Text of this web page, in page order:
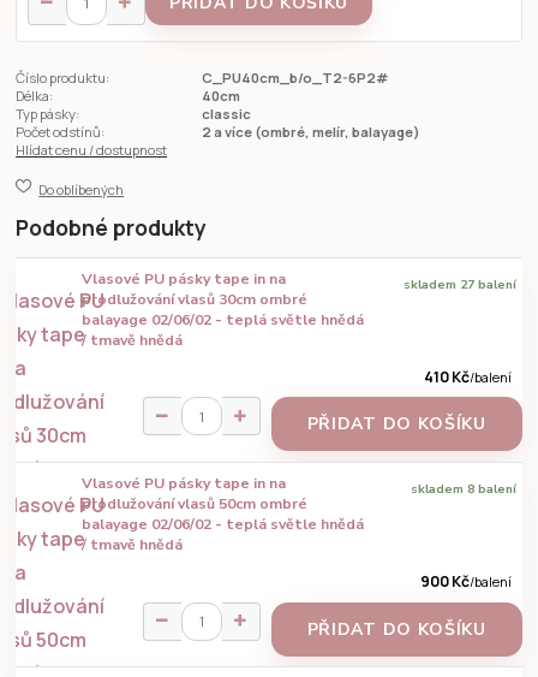
Číslo produktu:
C_PU40cm_b/o_T2-6P2#
Délka:
40cm
Typ pásky:
classic
Počet odstínů:
2 a více (ombré, melír, balayage)
Hlídat cenu / dostupnost
Do oblíbených
Podobné produkty
Vlasové PU pásky tape in na
prodlužování vlasů 30cm ombré
balayage 02/06/02 - teplá světle hnědá
/ tmavě hnědá
410 Kč/balení
skladem 27 balení
PŘIDAT DO KOŠÍKU
Vlasové PU pásky tape in na
prodlužování vlasů 50cm ombré
balayage 02/06/02 - teplá světle hnědá
/ tmavě hnědá
900 Kč/balení
skladem 8 balení
PŘIDAT DO KOŠÍKU